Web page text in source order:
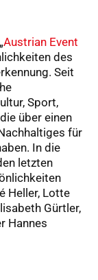
Austrian Event
des
Seit
Sport,
über einen
für
In die
letzten
Heller, Lotte
Gürtler,
Hannes